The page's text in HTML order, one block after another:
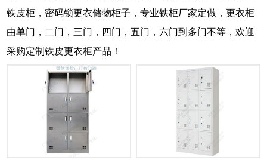
铁皮柜，密码锁更衣储物柜子，专业铁柜厂家定做，更衣柜
由单门，二门，三门，四门，五门，六门到多门不等，欢迎
采购定制铁皮更衣柜产品！